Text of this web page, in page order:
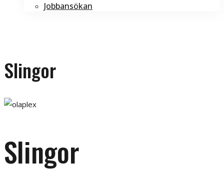
Jobbansökan
Slingor
Slingor